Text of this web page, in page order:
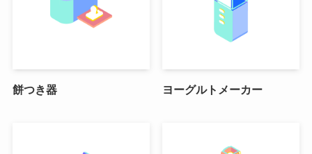
餅つき器 ヨーグルトメーカー